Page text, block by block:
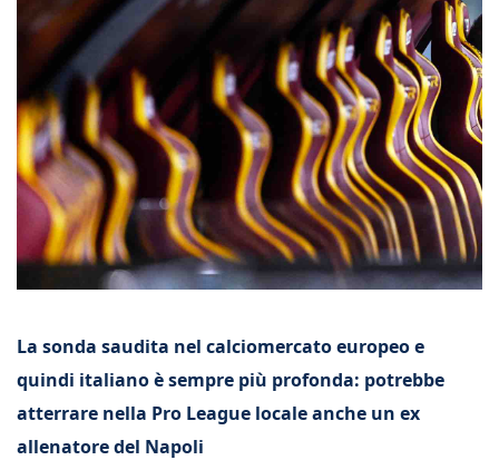
La sonda saudita nel calciomercato europeo e
quindi italiano è sempre più profonda: potrebbe
atterrare nella Pro League locale anche un ex
allenatore del Napoli